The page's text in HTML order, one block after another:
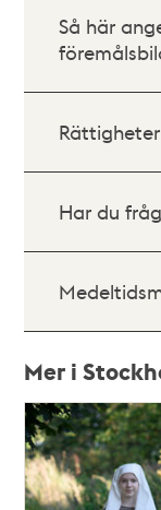
Så här
Rättigheter
Har du
Mer i
Relaterade
poster
och
teman